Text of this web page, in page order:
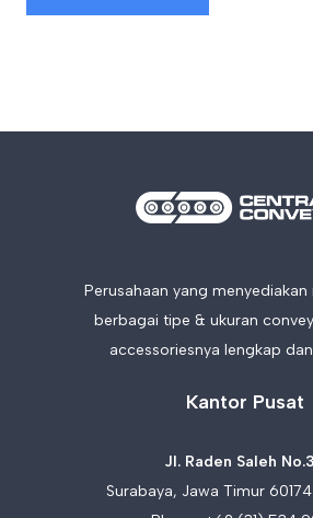
Perusahaan yang menyediakan
berbagai tipe & ukuran
accessoriesnya lengkap
Kantor Pusat
Jl. Raden Saleh
Surabaya, Jawa Timur